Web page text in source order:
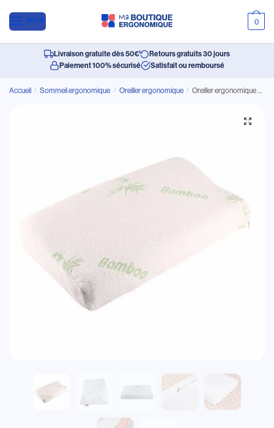
MENU 0
Livraison gratuite dès 50€
Retours gratuits 30 jours
Paiement 100% sécurisé
Satisfait ou remboursé
Accueil / Sommeil ergonomique / Oreiller ergonomique / Oreiller ergonomique en fibre de bambou à mémoire de forme